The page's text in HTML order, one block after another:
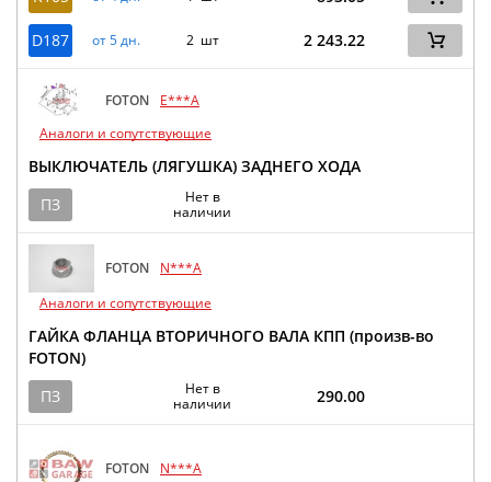
D187 от 5 дн. 2 шт 2 243.22
FOTON
E***A
Аналоги и сопутствующие
ВЫКЛЮЧАТЕЛЬ (ЛЯГУШКА) ЗАДНЕГО ХОДА
ПЗ
Нет в
наличии
FOTON
N***A
Аналоги и сопутствующие
ГАЙКА ФЛАНЦА ВТОРИЧНОГО ВАЛА КПП (произв-во
FOTON)
ПЗ
Нет в
наличии
290.00
FOTON N***A